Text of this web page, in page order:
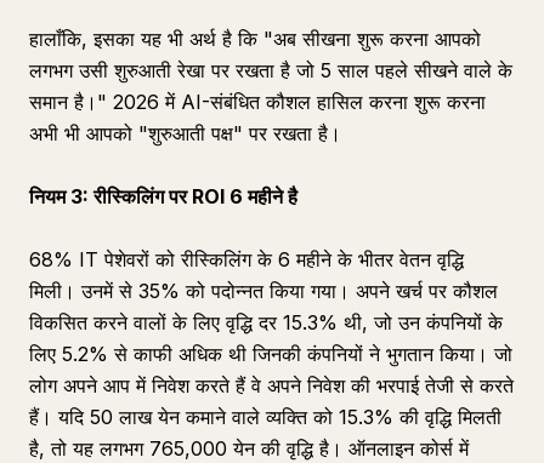
हालाँकि, इसका यह भी अर्थ है कि "अब सीखना शुरू करना आपको
लगभग उसी शुरुआती रेखा पर रखता है जो 5 साल पहले सीखने वाले के
समान है।" 2026 में AI-संबंधित कौशल हासिल करना शुरू करना
अभी भी आपको "शुरुआती पक्ष" पर रखता है।
नियम 3: रीस्किलिंग पर ROI 6 महीने है
68% IT पेशेवरों को रीस्किलिंग के 6 महीने के भीतर वेतन वृद्धि
मिली। उनमें से 35% को पदोन्नत किया गया। अपने खर्च पर कौशल
विकसित करने वालों के लिए वृद्धि दर 15.3% थी, जो उन कंपनियों के
लिए 5.2% से काफी अधिक थी जिनकी कंपनियों ने भुगतान किया। जो
लोग अपने आप में निवेश करते हैं वे अपने निवेश की भरपाई तेजी से करते
हैं। यदि 50 लाख येन कमाने वाले व्यक्ति को 15.3% की वृद्धि मिलती
है, तो यह लगभग 765,000 येन की वृद्धि है। ऑनलाइन कोर्स में